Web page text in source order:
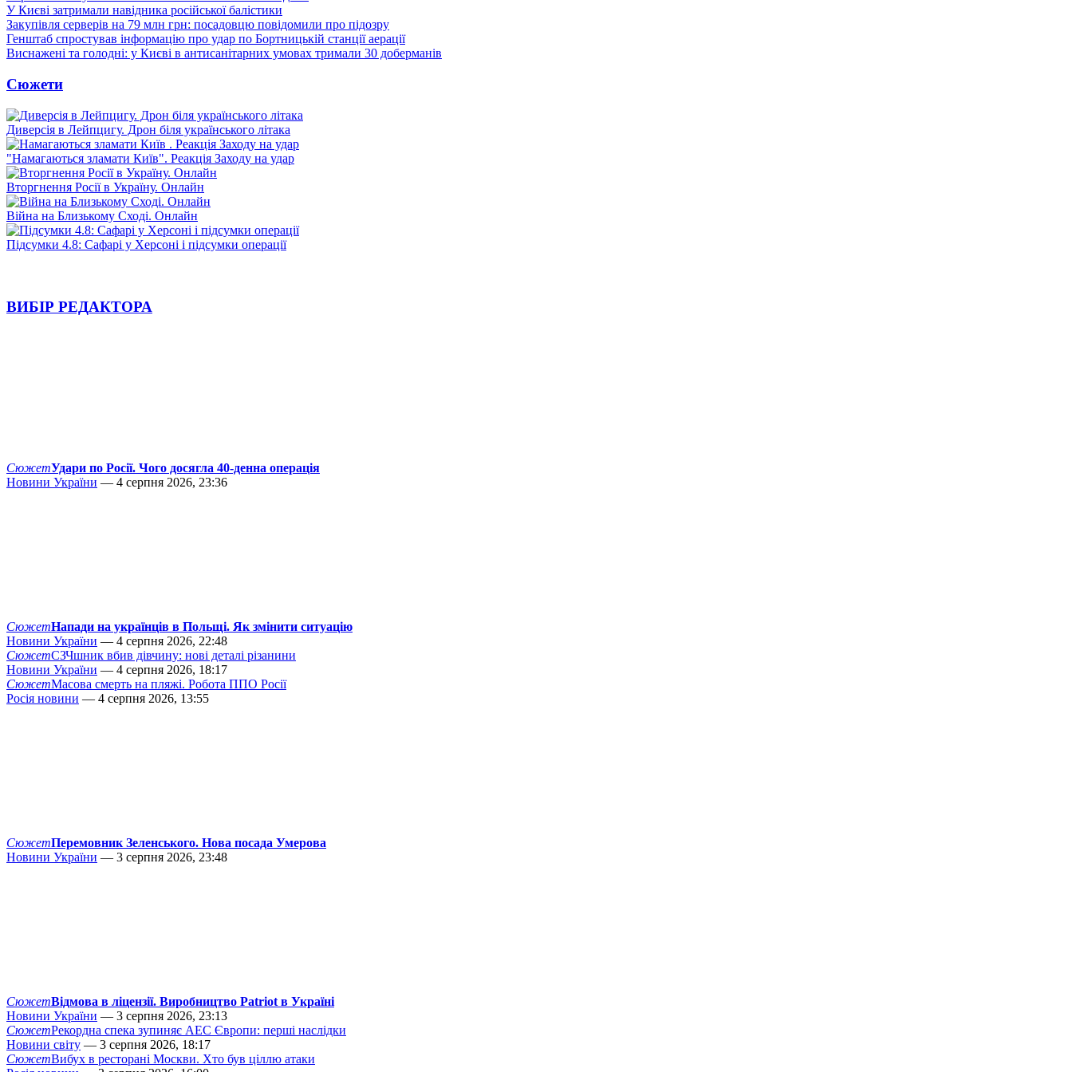
У Києві затримали навідника російської балістики
Закупівля серверів на 79 млн грн: посадовцю повідомили про підозру
Генштаб спростував інформацію про удар по Бортницькій станції аерації
Виснажені та голодні: у Києві в антисанітарних умовах тримали 30 доберманів
Сюжети
Диверсія в Лейпцигу. Дрон біля українського літака
"Намагаються зламати Київ". Реакція Заходу на удар
Вторгнення Росії в Україну. Онлайн
Війна на Близькому Сході. Онлайн
Підсумки 4.8: Сафарі у Херсоні і підсумки операції
ВИБІР РЕДАКТОРА
СюжетУдари по Росії. Чого досягла 40-денна операція
Новини України — 4 серпня 2026, 23:36
СюжетНапади на українців в Польщі. Як змінити ситуацію
Новини України — 4 серпня 2026, 22:48
СюжетСЗЧшник вбив дівчину: нові деталі різанини
Новини України — 4 серпня 2026, 18:17
СюжетМасова смерть на пляжі. Робота ППО Росії
Росія новини — 4 серпня 2026, 13:55
СюжетПеремовник Зеленського. Нова посада Умерова
Новини України — 3 серпня 2026, 23:48
СюжетВідмова в ліцензії. Виробництво Patriot в Україні
Новини України — 3 серпня 2026, 23:13
СюжетРекордна спека зупиняє АЕС Європи: перші наслідки
Новини світу — 3 серпня 2026, 18:17
СюжетВибух в ресторані Москви. Хто був ціллю атаки